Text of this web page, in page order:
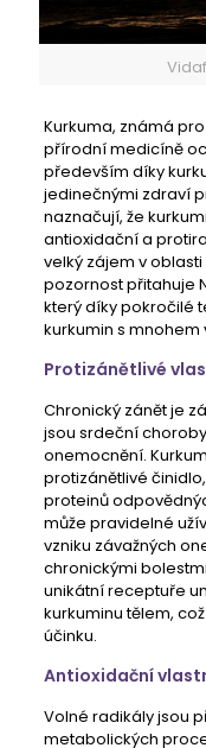
Kurkuma, známá
přírodní medicíně
především díky
jedinečnými zdraví
naznačují, že
antioxidační a
velký zájem v
pozornost přitahuje
který díky pokročilé
kurkumin s
Protizánětlivé
Chronický zánět je
jsou srdeční
onemocnění.
protizánětlivé
proteinů
může pravidelné
vzniku závažných
chronickými
unikátní receptuře
kurkuminu tělem,
účinku.
Antioxidační
Volné radikály jsou
metabolických